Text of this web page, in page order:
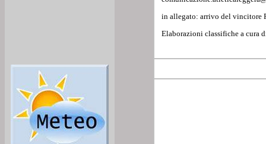
in allegato: arrivo del vincitore
Elaborazioni classifiche a cura